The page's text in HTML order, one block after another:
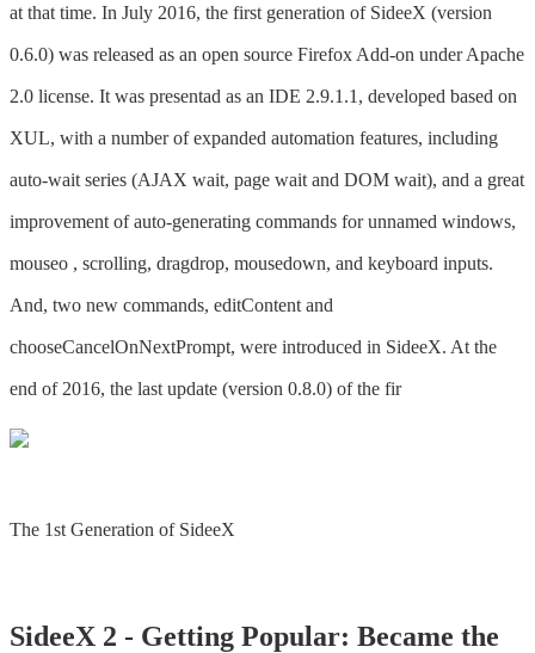
at that time. In July 2016, the first generation of SideeX (version
0.6.0) was released as an open source Firefox Add-on under Apache
2.0 license. It was presentad as an IDE 2.9.1.1, developed based on
XUL, with a number of expanded automation features, including
auto-wait series (AJAX wait, page wait and DOM wait), and a great
improvement of auto-generating commands for unnamed windows,
mouseo , scrolling, dragdrop, mousedown, and keyboard inputs.
And, two new commands, editContent and
chooseCancelOnNextPrompt, were introduced in SideeX. At the
end of 2016, the last update (version 0.8.0) of the fir
The 1st Generation of SideeX
SideeX 2 - Getting Popular: Became the